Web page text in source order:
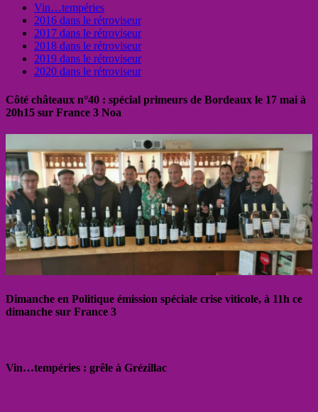
Vin…tempéries
2016 dans le rétroviseur
2017 dans le rétroviseur
2018 dans le rétroviseur
2019 dans le rétroviseur
2020 dans le rétroviseur
Côté châteaux n°40 : spécial primeurs de Bordeaux le 17 mai à
20h15 sur France 3 Noa
Dimanche en Politique émission spéciale crise viticole, à 11h ce
dimanche sur France 3
Vin…tempéries : grêle à Grézillac